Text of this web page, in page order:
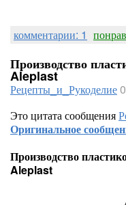
комментарии: 1
Производство
Aleplast
Рецепты_и_Рукоделие
Это цитата сообщения
Оригинальное
Производство
Aleplast